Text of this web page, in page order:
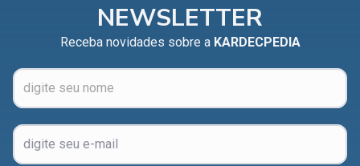
NEWSLETTER
Receba novidades sobre a KARDECPEDIA